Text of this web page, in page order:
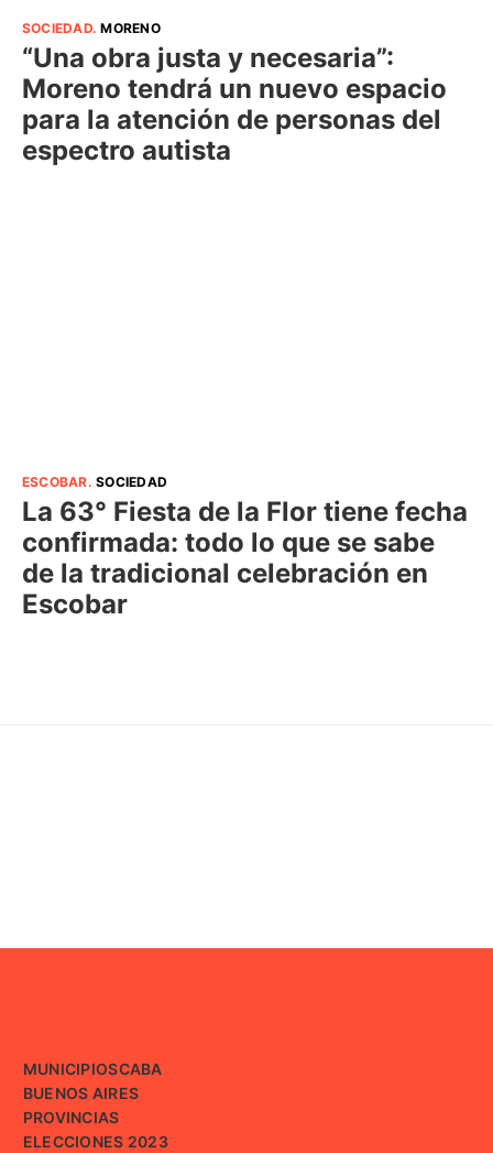
SOCIEDAD.MORENO
“Una obra justa y necesaria”:
Moreno tendrá un nuevo espacio
para la atención de personas del
espectro autista
ESCOBAR.SOCIEDAD
La 63° Fiesta de la Flor tiene fecha
confirmada: todo lo que se sabe
de la tradicional celebración en
Escobar
MUNICIPIOSCABA
BUENOS AIRES
PROVINCIAS
ELECCIONES 2023